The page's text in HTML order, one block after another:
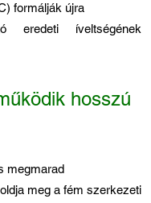
formálják újra
íveltségének
hosszú
megmarad
meg a fém szerkezeti